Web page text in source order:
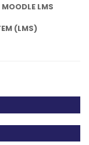
LMS
(LMS)